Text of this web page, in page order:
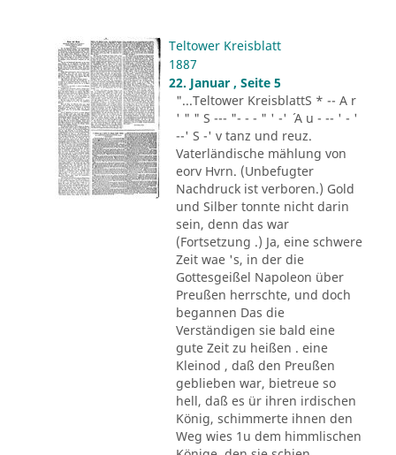
Teltower Kreisblatt
1887
22. Januar , Seite 5
"...Teltower KreisblattS * -- A r
' " " S --- "- - - " ' -' ´ A u - -- ' - '
--' S -' v tanz und reuz.
Vaterländische mählung von
eorv Hvrn. (Unbefugter
Nachdruck ist verboren.) Gold
und Silber tonnte nicht darin
sein, denn das war
(Fortsetzung .) Ja, eine schwere
Zeit wae 's, in der die
Gottesgeißel Napoleon über
Preußen herrschte, und doch
begannen Das die
Verständigen sie bald eine
gute Zeit zu heißen . eine
Kleinod , daß den Preußen
geblieben war, bietreue so
hell, daß es ür ihren irdischen
König, schimmerte ihnen den
Weg wies 1u dem himmlischen